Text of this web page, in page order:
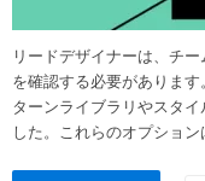
リードデザイナーは、チ
を確認する必要がありま
ターンライブラリやスタ
した。これらのオプション